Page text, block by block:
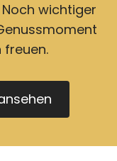
wichtiger
freuen.